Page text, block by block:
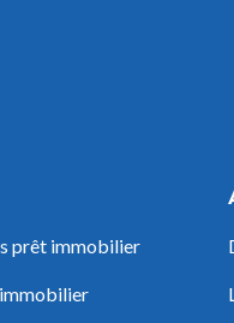
prêt immobilier